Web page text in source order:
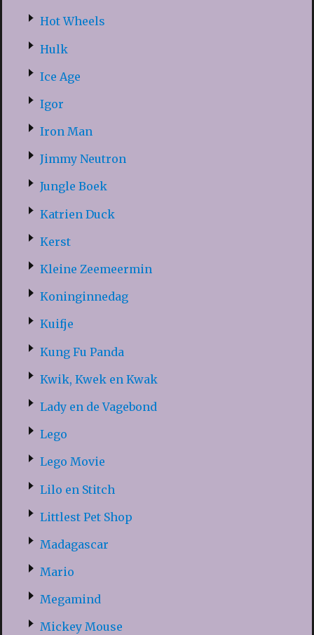
Hot Wheels
Hulk
Ice Age
Igor
Iron Man
Jimmy Neutron
Jungle Boek
Katrien Duck
Kerst
Kleine Zeemeermin
Koninginnedag
Kuifje
Kung Fu Panda
Kwik, Kwek en Kwak
Lady en de Vagebond
Lego
Lego Movie
Lilo en Stitch
Littlest Pet Shop
Madagascar
Mario
Megamind
Mickey Mouse